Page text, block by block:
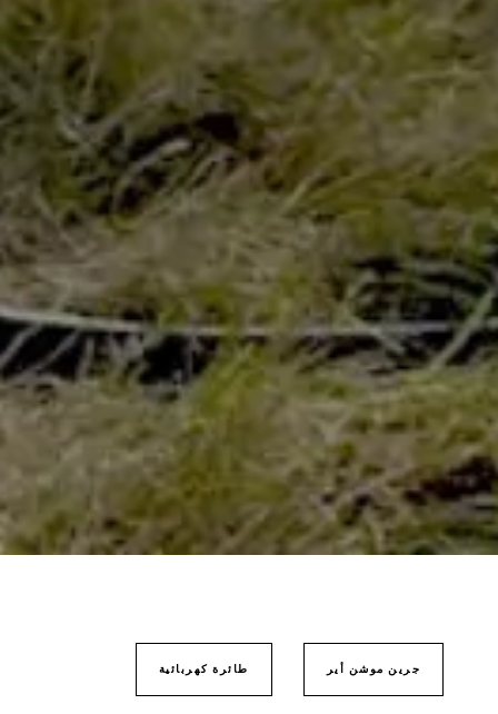
جرين موشن أير طائرة كهربائية